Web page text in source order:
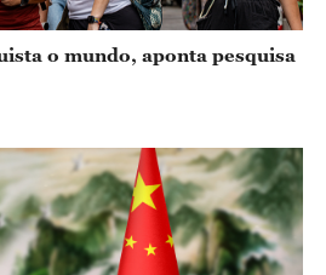
o mundo, aponta pesquisa